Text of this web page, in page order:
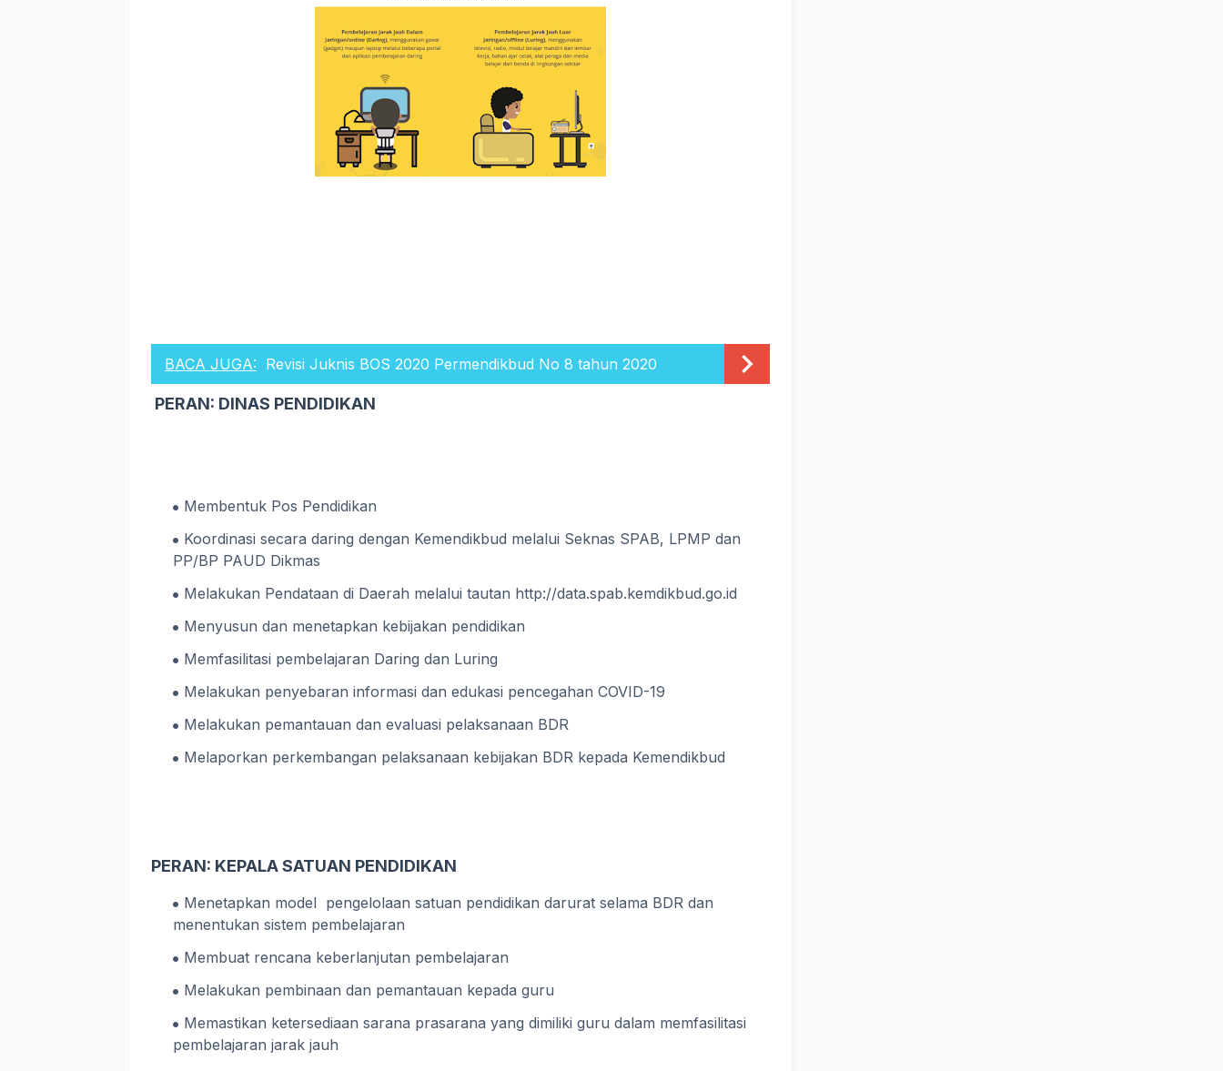
BACA JUGA: Revisi Juknis BOS 2020 Permendikbud No 8 tahun 2020
PERAN: DINAS PENDIDIKAN
Membentuk Pos Pendidikan
Koordinasi secara daring dengan Kemendikbud melalui Seknas SPAB, LPMP dan
PP/BP PAUD Dikmas
Melakukan Pendataan di Daerah melalui tautan http://data.spab.kemdikbud.go.id
Menyusun dan menetapkan kebijakan pendidikan
Memfasilitasi pembelajaran Daring dan Luring
Melakukan penyebaran informasi dan edukasi pencegahan COVID-19
Melakukan pemantauan dan evaluasi pelaksanaan BDR
Melaporkan perkembangan pelaksanaan kebijakan BDR kepada Kemendikbud
PERAN: KEPALA SATUAN PENDIDIKAN
Menetapkan model pengelolaan satuan pendidikan darurat selama BDR dan
menentukan sistem pembelajaran
Membuat rencana keberlanjutan pembelajaran
Melakukan pembinaan dan pemantauan kepada guru
Memastikan ketersediaan sarana prasarana yang dimiliki guru dalam memfasilitasi
pembelajaran jarak jauh